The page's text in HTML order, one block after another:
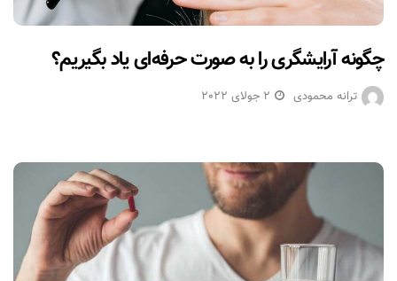
چگونه آرایشگری را به صورت حرفه‌ای یاد بگیریم؟
ترانه محمودی 2 جولای 2022